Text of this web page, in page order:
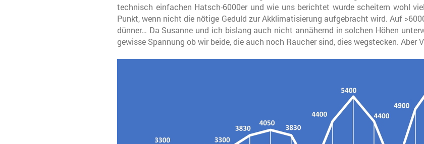
technisch einfachen Hatsch-6000er und wie uns berichtet wurde scheitern wohl
Punkt, wenn nicht die nötige Geduld zur Akklimatisierung aufgebracht wird. Auf
dünner… Da Susanne und ich bislang auch nicht annähernd in solchen Höhen
gewisse Spannung ob wir beide, die auch noch Raucher sind, dies wegstecken. Aber